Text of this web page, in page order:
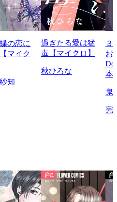
の恋に
マイク
知
過ぎたる愛は猛
毒【マイクロ】
秋ひろな
３
お
本
鬼
完